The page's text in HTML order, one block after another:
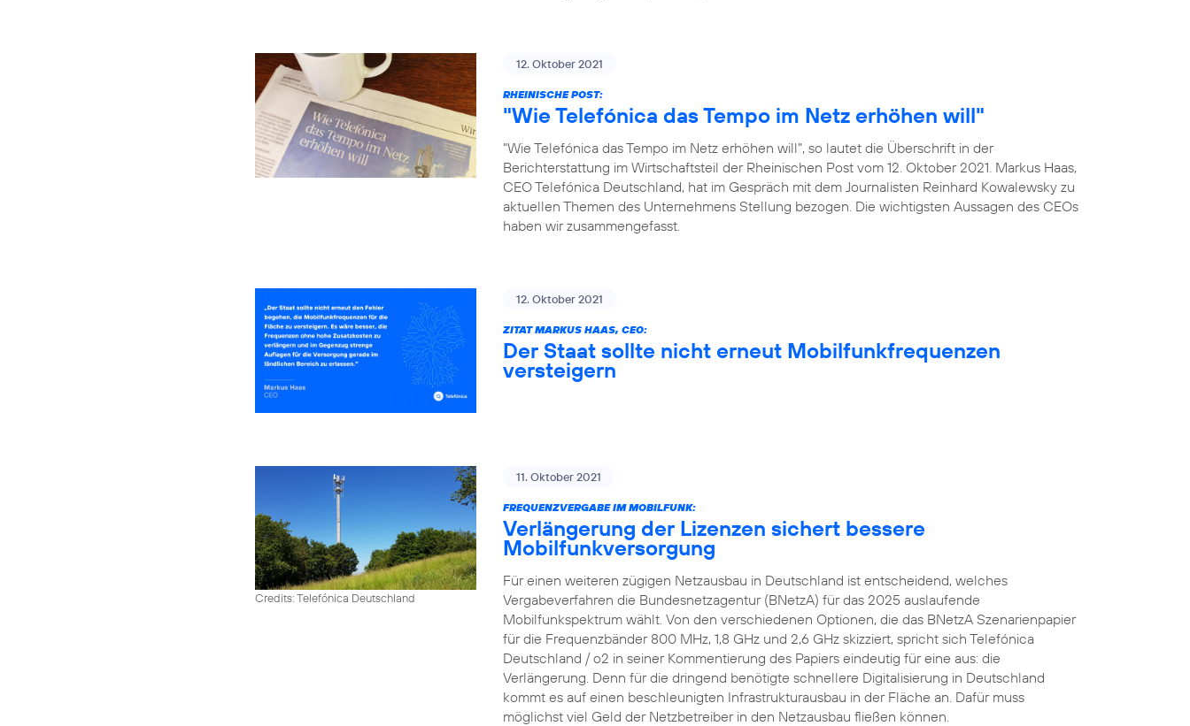
12. Oktober 2021
RHEINISCHE POST:
"Wie Telefónica das Tempo im Netz erhöhen will"
"Wie Telefónica das Tempo im Netz erhöhen will", so lautet die Überschrift in der
Berichterstattung im Wirtschaftsteil der Rheinischen Post vom 12. Oktober 2021. Markus Haas,
CEO Telefónica Deutschland, hat im Gespräch mit dem Journalisten Reinhard Kowalewsky zu
aktuellen Themen des Unternehmens Stellung bezogen. Die wichtigsten Aussagen des CEOs
haben wir zusammengefasst.
12. Oktober 2021
ZITAT MARKUS HAAS, CEO:
Der Staat sollte nicht erneut Mobilfunkfrequenzen
versteigern
Credits: Telefónica Deutschland
11. Oktober 2021
FREQUENZVERGABE IM MOBILFUNK:
Verlängerung der Lizenzen sichert bessere
Mobilfunkversorgung
Für einen weiteren zügigen Netzausbau in Deutschland ist entscheidend, welches
Vergabeverfahren die Bundesnetzagentur (BNetzA) für das 2025 auslaufende
Mobilfunkspektrum wählt. Von den verschiedenen Optionen, die das BNetzA Szenarienpapier
für die Frequenzbänder 800 MHz, 1,8 GHz und 2,6 GHz skizziert, spricht sich Telefónica
Deutschland / o2 in seiner Kommentierung des Papiers eindeutig für eine aus: die
Verlängerung. Denn für die dringend benötigte schnellere Digitalisierung in Deutschland
kommt es auf einen beschleunigten Infrastrukturausbau in der Fläche an. Dafür muss
möglichst viel Geld der Netzbetreiber in den Netzausbau fließen können.